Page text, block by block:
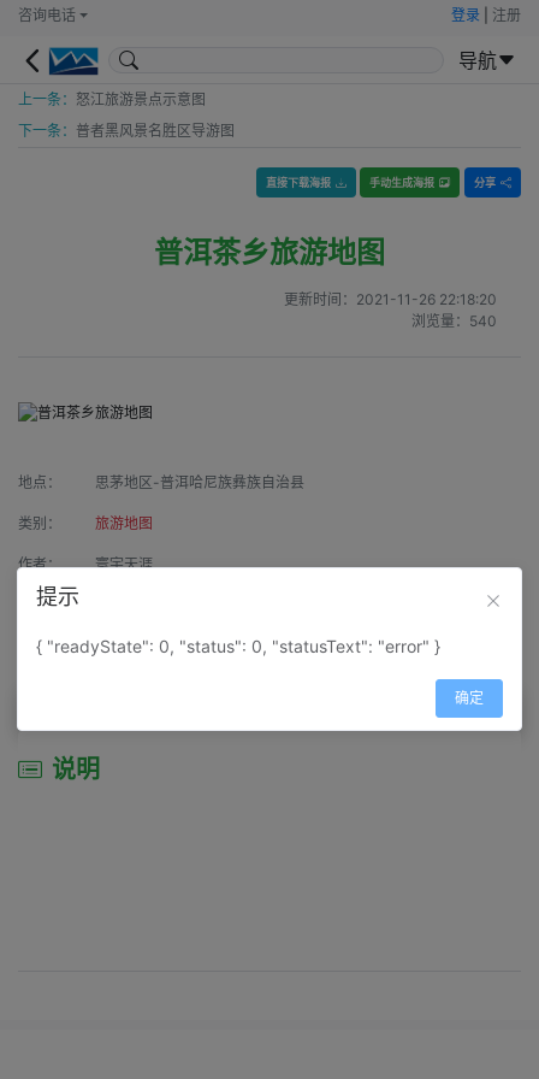
咨询电话 登录 注册
导航
上一条： 怒江旅游景点示意图
下一条： 普者黑风景名胜区导游图
直接下载海报 手动生成海报 分享
普洱茶乡旅游地图
更新时间： 2021-11-26 22:18:20
浏览量： 540
地点： 思茅地区-普洱哈尼族彝族自治县
类别： 旅游地图
作者： 寰宇天涯
来源：
属性： 地图属性： 地图类型-旅游资源分布图
说明
提示
{ "readyState": 0, "status": 0, "statusText": "error" }
确定